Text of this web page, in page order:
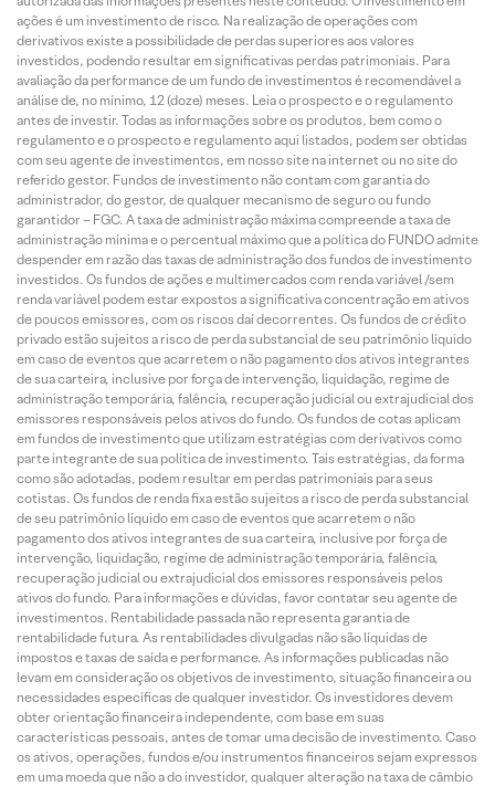
ações é um investimento de risco. Na realização de operações com
derivativos existe a possibilidade de perdas superiores aos valores
investidos, podendo resultar em significativas perdas patrimoniais. Para
avaliação da performance de um fundo de investimentos é recomendável a
análise de, no mínimo, 12 (doze) meses. Leia o prospecto e o regulamento
antes de investir. Todas as informações sobre os produtos, bem como o
regulamento e o prospecto e regulamento aqui listados, podem ser obtidas
com seu agente de investimentos, em nosso site na internet ou no site do
referido gestor. Fundos de investimento não contam com garantia do
administrador, do gestor, de qualquer mecanismo de seguro ou fundo
garantidor – FGC. A taxa de administração máxima compreende a taxa de
administração mínima e o percentual máximo que a política do FUNDO admite
despender em razão das taxas de administração dos fundos de investimento
investidos. Os fundos de ações e multimercados com renda variável /sem
renda variável podem estar expostos a significativa concentração em ativos
de poucos emissores, com os riscos daí decorrentes. Os fundos de crédito
privado estão sujeitos a risco de perda substancial de seu patrimônio líquido
em caso de eventos que acarretem o não pagamento dos ativos integrantes
de sua carteira, inclusive por força de intervenção, liquidação, regime de
administração temporária, falência, recuperação judicial ou extrajudicial dos
emissores responsáveis pelos ativos do fundo. Os fundos de cotas aplicam
em fundos de investimento que utilizam estratégias com derivativos como
parte integrante de sua política de investimento. Tais estratégias, da forma
como são adotadas, podem resultar em perdas patrimoniais para seus
cotistas. Os fundos de renda fixa estão sujeitos a risco de perda substancial
de seu patrimônio líquido em caso de eventos que acarretem o não
pagamento dos ativos integrantes de sua carteira, inclusive por força de
intervenção, liquidação, regime de administração temporária, falência,
recuperação judicial ou extrajudicial dos emissores responsáveis pelos
ativos do fundo. Para informações e dúvidas, favor contatar seu agente de
investimentos. Rentabilidade passada não representa garantia de
rentabilidade futura. As rentabilidades divulgadas não são líquidas de
impostos e taxas de saída e performance. As informações publicadas não
levam em consideração os objetivos de investimento, situação financeira ou
necessidades específicas de qualquer investidor. Os investidores devem
obter orientação financeira independente, com base em suas
características pessoais, antes de tomar uma decisão de investimento. Caso
os ativos, operações, fundos e/ou instrumentos financeiros sejam expressos
em uma moeda que não a do investidor, qualquer alteração na taxa de câmbio